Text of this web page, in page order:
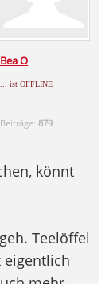
Bea O
... ist OFFLINE
Beiträge:879
könnt
Teelöffel
eigentlich